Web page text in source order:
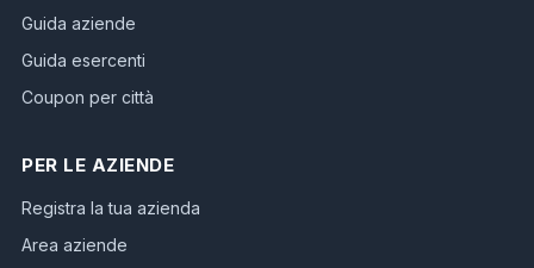
Guida aziende
Guida esercenti
Coupon per città
PER LE AZIENDE
Registra la tua azienda
Area aziende